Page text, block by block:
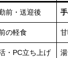
前・送迎後
の軽食
・PC立ち上げ